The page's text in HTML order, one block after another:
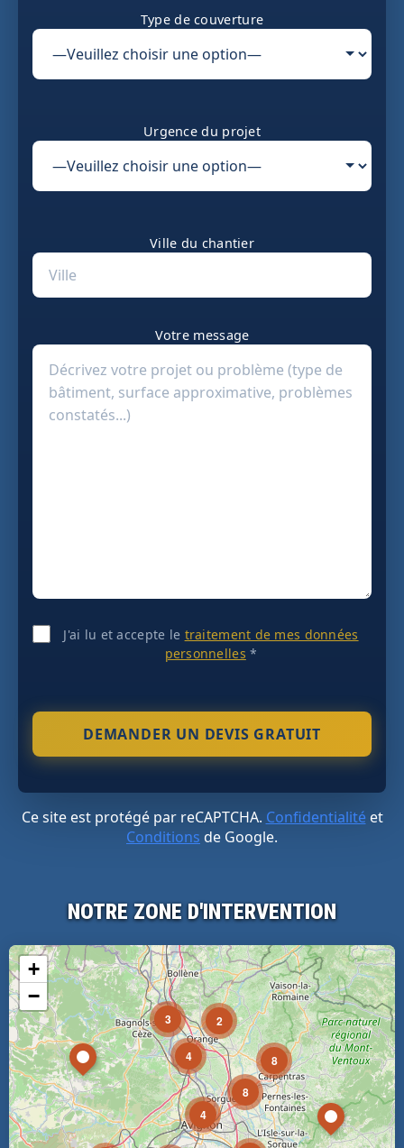
Type de couverture
Urgence du projet
Ville du chantier
Votre message
J'ai lu et accepte le traitement de mes données
personnelles *
Ce site est protégé par reCAPTCHA. Confidentialitéet
Conditions de Google.
NOTRE ZONE D'INTERVENTION
3 2
4
4
8
8
+
−